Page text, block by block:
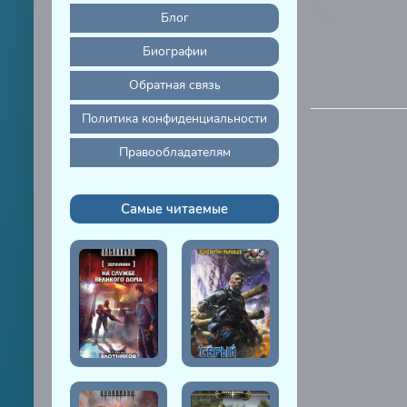
Блог
Биографии
Обратная связь
Политика конфиденциальности
Правообладателям
Самые читаемые